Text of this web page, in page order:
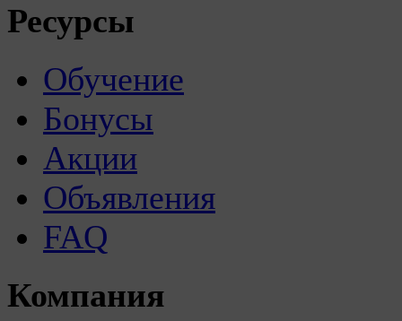
Ресурсы
Обучение
Бонусы
Акции
Объявления
FAQ
Компания